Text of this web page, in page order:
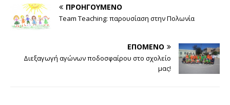
ΠΡΟΗΓΟΎΜΕΝΟ
Team Teaching: παρουσίαση στην Πολωνία
ΕΠΌΜΕΝΟ
Διεξαγωγή αγώνων ποδοσφαίρου στο σχολείο
μας!